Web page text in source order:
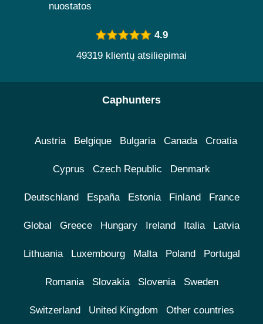
nuostatos
4.9
49319 klientų atsiliepimai
Caphunters
Austria Belgique Bulgaria Canada Croatia
Cyprus Czech Republic Denmark
Deutschland España Estonia Finland France
Global Greece Hungary Ireland Italia Latvia
Lithuania Luxembourg Malta Poland Portugal
Romania Slovakia Slovenia Sweden
Switzerland United Kingdom Other countries